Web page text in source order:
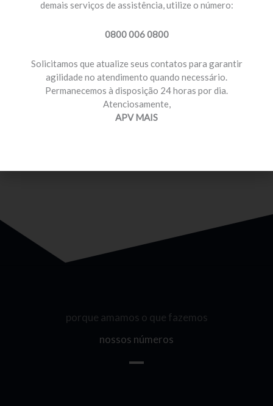
MOTORISTA PROFISSIONAL
Temos planos e preços com diferenciais para você
porque amamos o que fazemos
nossos números
demais serviços de assistência, utilize o número:
0800 006 0800
Solicitamos que atualize seus contatos para garantir
agilidade no atendimento quando necessário.
Permanecemos à disposição 24 horas por dia.
Atenciosamente,
APV MAIS